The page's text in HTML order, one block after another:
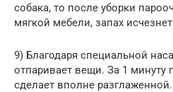
собака, то после уборки
мягкой мебели, запах
9) Благодаря специальной
отпаривает вещи. За 1 минуту
сделает вполне разглаженной.